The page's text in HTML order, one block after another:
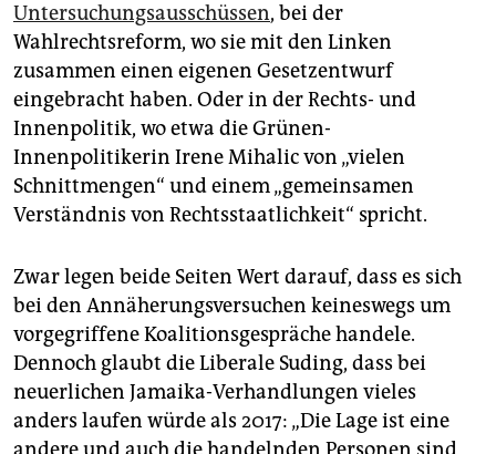
Untersuchungsausschüssen, bei der
Wahlrechtsreform, wo sie mit den Linken
zusammen einen eigenen Gesetzentwurf
eingebracht haben. Oder in der Rechts- und
Innenpolitik, wo etwa die Grünen-
Innenpolitikerin Irene Mihalic von „vielen
Schnittmengen“ und einem „gemeinsamen
Verständnis von Rechtsstaatlichkeit“ spricht.
Zwar legen beide Seiten Wert darauf, dass es sich
bei den Annäherungsversuchen keineswegs um
vorgegriffene Koalitionsgespräche handele.
Dennoch glaubt die Liberale Suding, dass bei
neuerlichen Jamaika-Verhandlungen vieles
anders laufen würde als 2017: „Die Lage ist eine